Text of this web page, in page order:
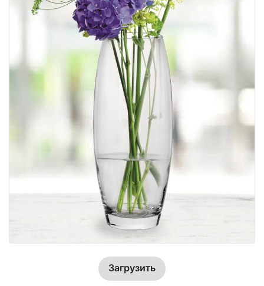
Загрузить